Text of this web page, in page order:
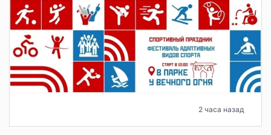
2 часа назад